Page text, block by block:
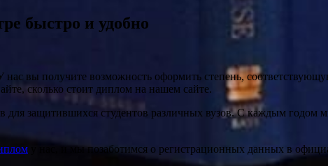
быстро и удобно
нас вы получите возможность оформить степень,
сколько стоит диплом на нашем сайте.
для защитившихся студентов различных вузов. С каждым
у нас, и мы позаботимся о регистрационных данных в